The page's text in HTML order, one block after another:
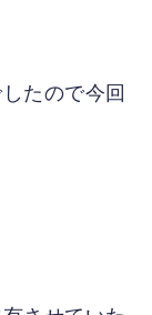
たので今回